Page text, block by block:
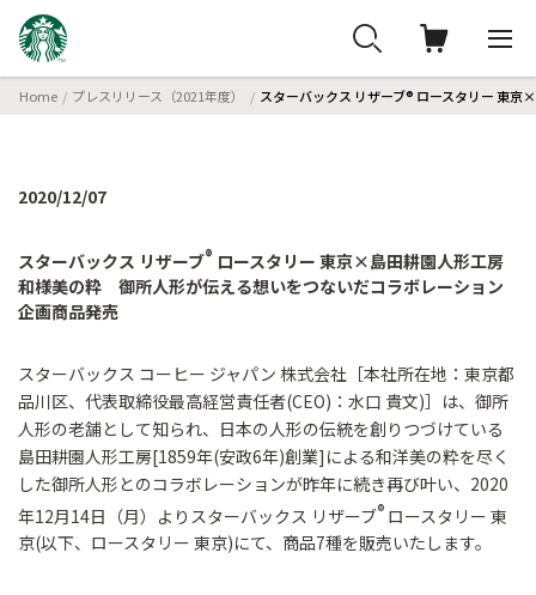
Home プレスリリース（2021年度） スターバックス リザーブ® ロースタリー 東
2020/12/07
スターバックス リザーブ® ロースタリー 東京×島田耕園人形工房
和様美の粋 御所人形が伝える想いをつないだコラボレーション
企画商品発売
スターバックス コーヒー ジャパン 株式会社［本社所在地：東京都
品川区、代表取締役最高経営責任者(CEO)：水口 貴文)］は、御所
人形の老舗として知られ、日本の人形の伝統を創りつづけている
島田耕園人形工房[1859年(安政6年)創業]による和洋美の粋を尽く
した御所人形とのコラボレーションが昨年に続き再び叶い、2020
年12月14日（月）よりスターバックス リザーブ® ロースタリー 東
京(以下、ロースタリー 東京)にて、商品7種を販売いたします。